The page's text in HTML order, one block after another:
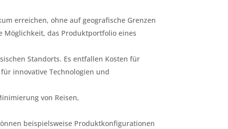
erreichen, ohne auf geografische Grenzen
Möglichkeit, das Produktportfolio eines
Standorts. Es entfallen Kosten für
innovative Technologien und
von Reisen,
beispielsweise Produktkonfigurationen